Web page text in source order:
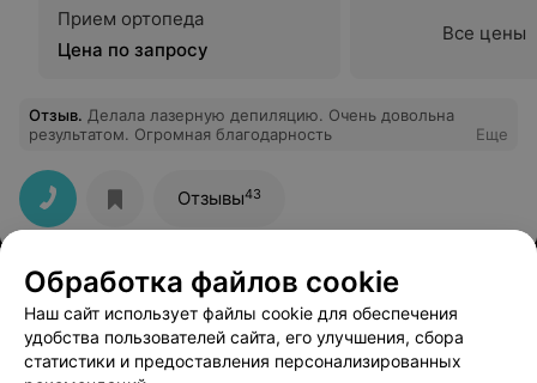
Прием ортопеда
Цена по запросу
Все цены
Отзыв. Делала лазерную депиляцию. Очень довольна
результатом. Огромная благодарность
Еще
Отзывы43
Обработка файлов cookie
Наш сайт использует файлы cookie для обеспечения
удобства пользователей сайта, его улучшения, сбора
статистики и предоставления персонализированных